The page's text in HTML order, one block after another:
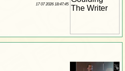
17 07 2026 18:47:45